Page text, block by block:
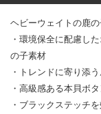
ヘビーウェイトの鹿
・環境保全に配慮し
の子素材
・トレンドに寄り添
・高級感ある本貝ボ
・ブラックステッチ